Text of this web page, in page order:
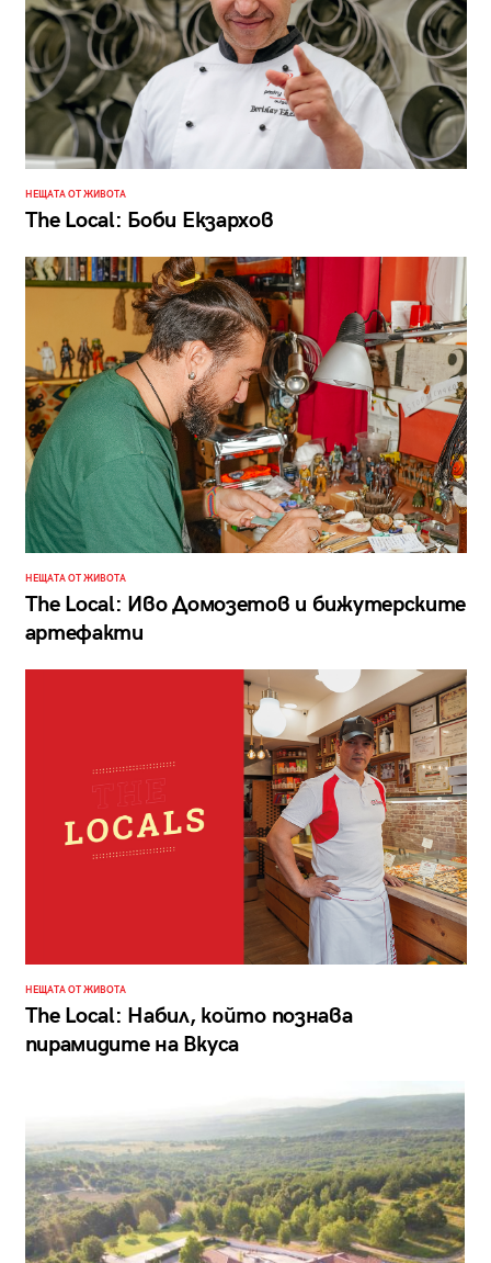
НЕЩАТА ОТ ЖИВОТА
The Local: Боби Екзархов
НЕЩАТА ОТ ЖИВОТА
The Local: Иво Домозетов и бижутерските
артефакти
НЕЩАТА ОТ ЖИВОТА
The Local: Набил, който познава
пирамидите на Вкуса